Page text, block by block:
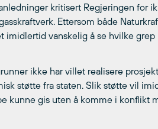
kritisert Regjeringen for
Ettersom både
imidlertid vanskelig å se hvilke
ikke har villet realisere
støtte fra staten. Slik støtte vil
kunne gis uten å komme i konflikt